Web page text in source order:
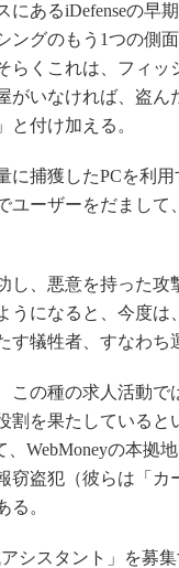
あるiDefenseの早
ングのもう1つの側
らくこれは、フィ
がいなければ、盗
と付け加える。
捕獲したPCを利
ユーザーをだまし
、悪意を持った攻
うになると、今度
す犠牲者、すなわち
の種の求人活動で
割を果たしていると
WebMoneyの本拠
窃盗犯（彼らは「
る。
シスタント」を募集